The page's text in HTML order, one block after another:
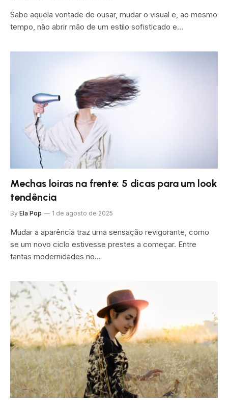
Sabe aquela vontade de ousar, mudar o visual e, ao mesmo
tempo, não abrir mão de um estilo sofisticado e…
Mechas loiras na frente: 5 dicas para um look
tendência
By Ela Pop 1 de agosto de 2025
Mudar a aparência traz uma sensação revigorante, como
se um novo ciclo estivesse prestes a começar. Entre
tantas modernidades no…